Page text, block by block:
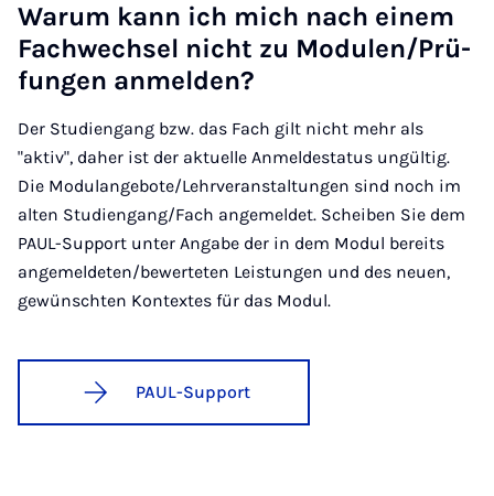
War­um kann ich mich nach ei­nem
Fach­wech­sel nicht zu Mo­du­len/Prü­
fun­gen an­mel­den?
Der Studiengang bzw. das Fach gilt nicht mehr als
"aktiv", daher ist der aktuelle Anmeldestatus ungültig.
Die Modulangebote/Lehrveranstaltungen sind noch im
alten Studiengang/Fach angemeldet. Scheiben Sie dem
PAUL-Support unter Angabe der in dem Modul bereits
angemeldeten/bewerteten Leistungen und des neuen,
gewünschten Kontextes für das Modul.
PAUL-Support